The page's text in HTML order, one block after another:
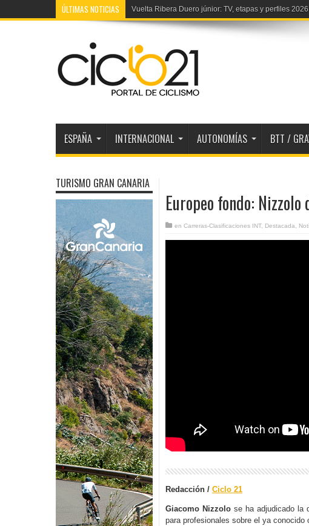
ÚLTIMAS NOTICIAS Mercado fichajes 2027: Teutenberg a Soudal
ESPAÑA INTERNACIONAL AUTONOMÍAS BTT /
Europeo fondo: Nizzolo
en Carreras-Clasificaciones INT, Destacada
Redacción / Ciclo 21
Giacomo Nizzolo se ha adjudicado la
para profesionales sobre el ya conocido
TURISMO GRAN CANARIA